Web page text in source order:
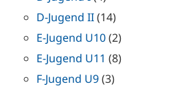
D-Jugend II(14)
E-Jugend U10(2)
E-Jugend U11 (8)
F-Jugend U9(3)